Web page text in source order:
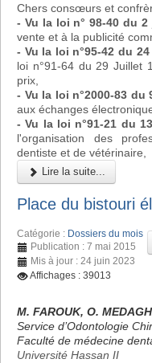
Chers consœurs et
- Vu la loi n° 98-40 du 2
vente et à la publicité
- Vu la loi n°95-42 du
loi n°91-64 du 29 Juillet
prix,
- Vu la loi n°2000-83 du
aux échanges
- Vu la loi n°91-21 du
l'organisation des
dentiste et de vétérinaire,
Lire la suite...
Place du bistouri
Catégorie : Dossiers du mois
Publication : 7 mai 2015
Mis à jour : 24 juin 2023
Affichages : 39013
M. FAROUK, O.
Service d’Odontologie
Faculté de médecine
Université Hassan II